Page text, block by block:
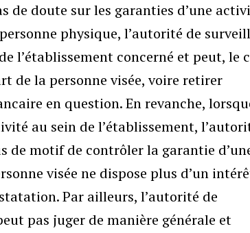
de doute sur les garanties d’une
physique, l’autorité de
l’établissement concerné et peut, le
de la personne visée, voire retirer
en question. En revanche,
au sein de l’établissement,
de motif de contrôler la garantie
visée ne dispose plus d’un
Par ailleurs, l’autorité de
pas juger de manière générale et